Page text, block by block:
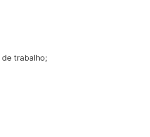
trabalho;